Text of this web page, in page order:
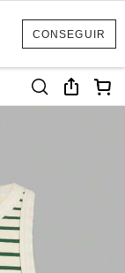
CONSEGUIR